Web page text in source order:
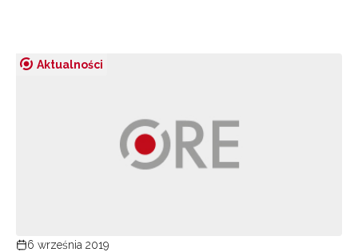
Aktualności
6 września 2019